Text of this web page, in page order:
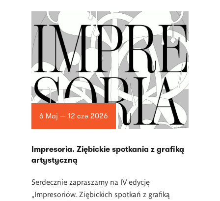
6 Maj — 12 cze 2026
Impresoria. Ziębickie spotkania z grafiką
artystyczną
Serdecznie zapraszamy na IV edycję
„Impresoriów. Ziębickich spotkań z grafiką